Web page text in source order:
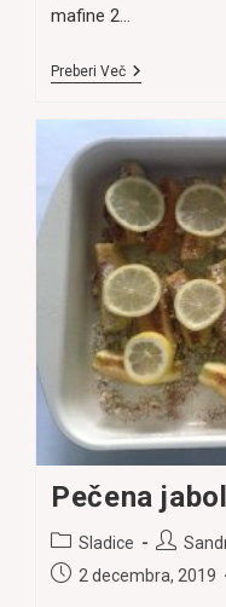
mafine 2…
Preberi VečMafini
Brez
Moke
In
Laktoze
Pečena
Post
category:
Sladice
Post
author:
Post2 decembra, 2019